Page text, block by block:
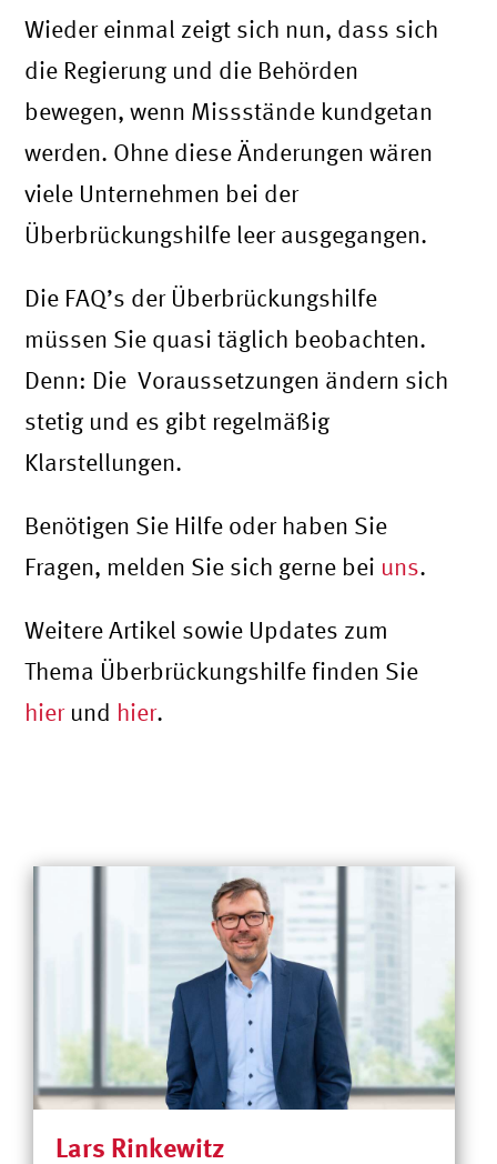
Wieder einmal zeigt sich nun, dass sich
die Regierung und die Behörden
bewegen, wenn Missstände kundgetan
werden. Ohne diese Änderungen wären
viele Unternehmen bei der
Überbrückungshilfe leer ausgegangen.
Die FAQ’s der Überbrückungshilfe
müssen Sie quasi täglich beobachten.
Denn: Die Voraussetzungen ändern sich
stetig und es gibt regelmäßig
Klarstellungen.
Benötigen Sie Hilfe oder haben Sie
Fragen, melden Sie sich gerne bei uns.
Weitere Artikel sowie Updates zum
Thema Überbrückungshilfe finden Sie
hierund hier.
Lars Rinkewitz